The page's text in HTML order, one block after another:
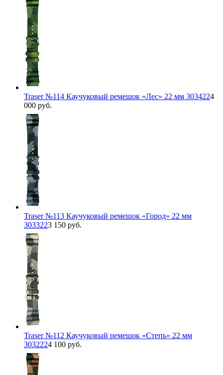
Traser №114 Каучуковый ремешок «Лес» 22 мм 3034224
000 руб.
Traser №113 Каучуковый ремешок «Город» 22 мм
3033223 150 руб.
Traser №112 Каучуковый ремешок «Степь» 22 мм
3032224 100 руб.